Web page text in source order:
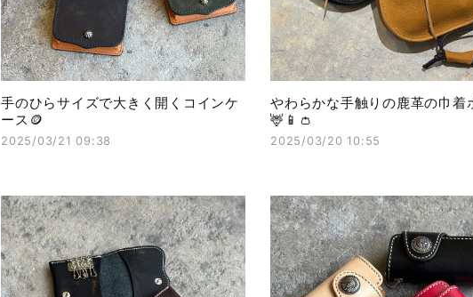
手のひらサイズで大きく開くコインケ
ース🪙
2025/03/21 09:38
やわらかな手触りの鹿革の巾着
🦌📱👛
2025/03/20 10:55